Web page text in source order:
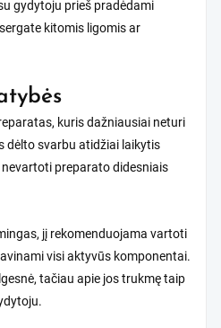
gydytoju prieš pradėdami
kitomis ligomis ar
kuris dažniausiai neturi
dėlto svarbu atidžiai laikytis
preparato didesniais
jį rekomenduojama vartoti
visi aktyvūs komponentai.
tačiau apie jos trukmę taip